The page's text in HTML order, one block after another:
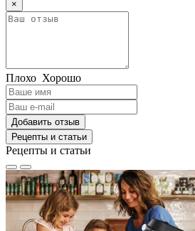
×
Плохо Хорошо
Добавить отзыв
Рецепты и статьи
Рецепты и статьи